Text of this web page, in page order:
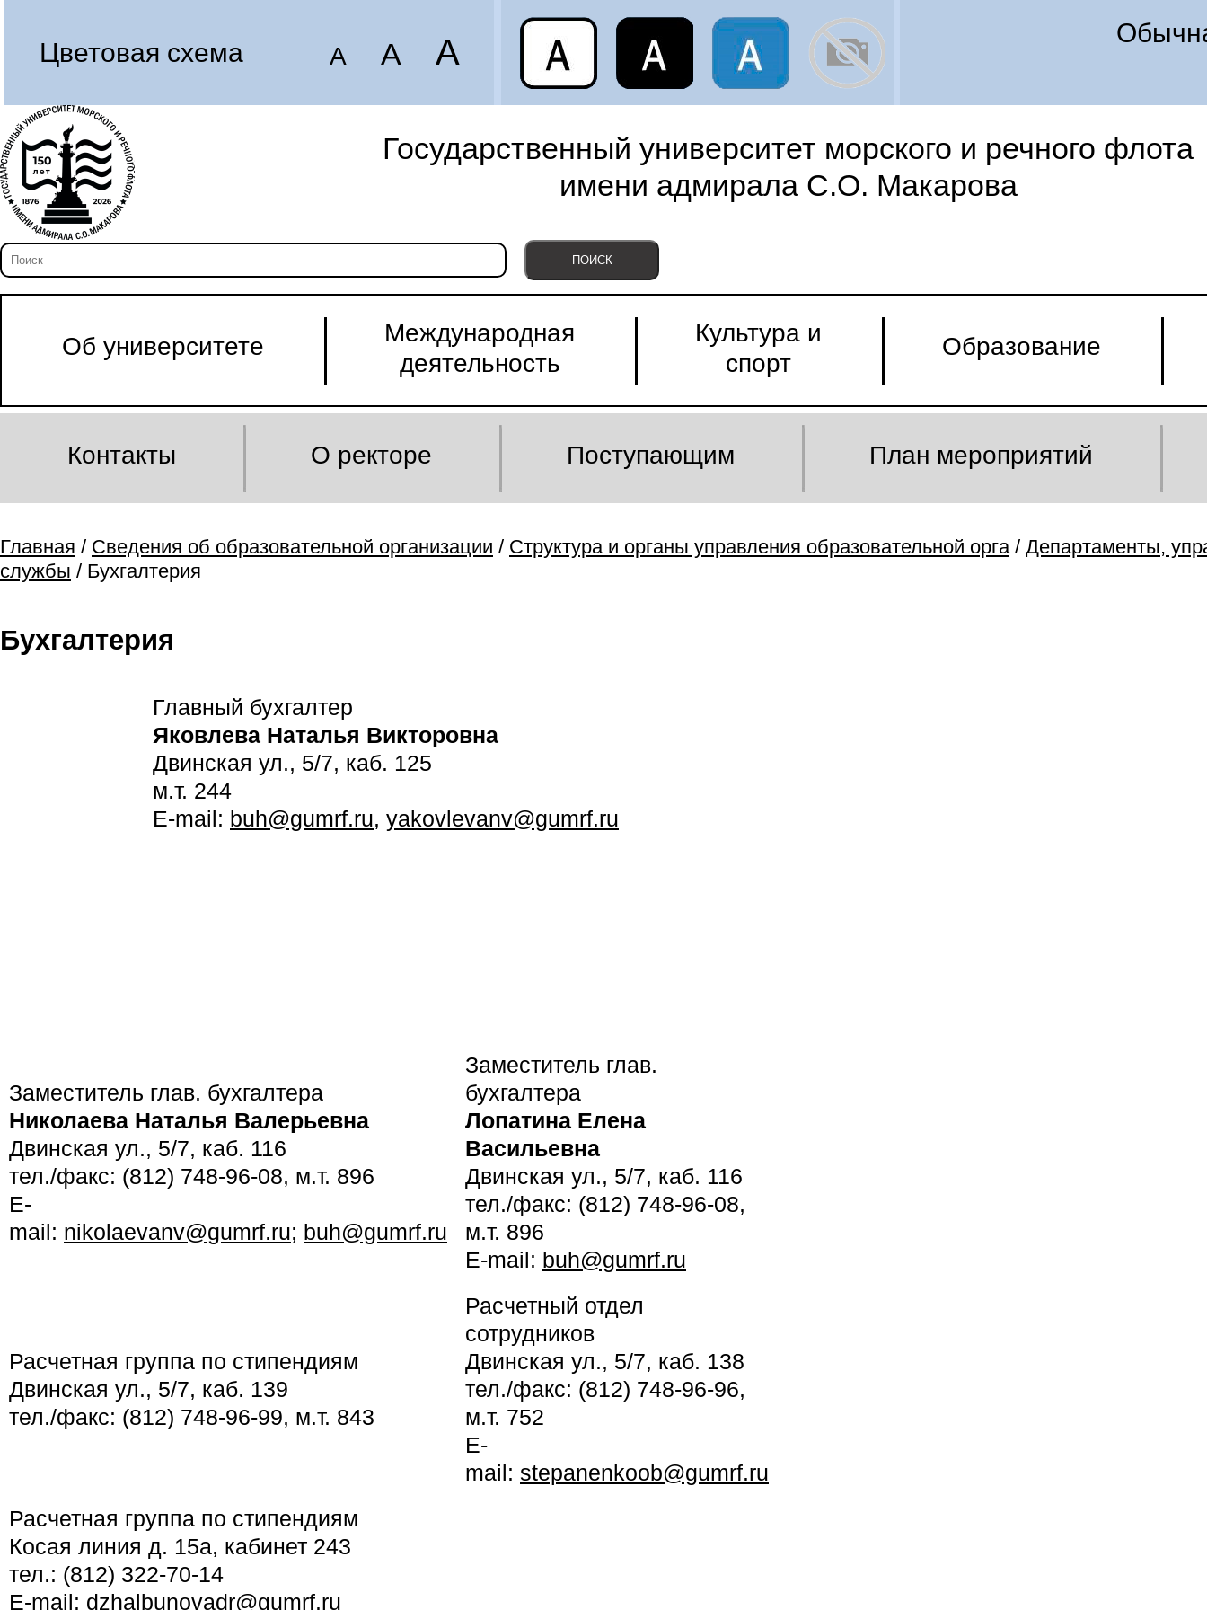
Цветовая схема A A A
Государственный университет морского и речного флота
имени адмирала С.О. Макарова
Об университете
Международная
деятельность
Культура и
спорт
Образование
Контакты О ректоре Поступающим План мероприятий
Главная / Сведения об образовательной организации / Структура и органы управления образовательной орга/ Департаменты,
службы / Бухгалтерия
Бухгалтерия
Главный бухгалтер
Яковлева Наталья Викторовна
Двинская ул., 5/7, каб. 125
м.т. 244
E-mail: buh@gumrf.ru, yakovlevanv@gumrf.ru
Заместитель глав. бухгалтера
Николаева Наталья Валерьевна
Двинская ул., 5/7, каб. 116
тел./факс: (812) 748-96-08, м.т. 896
E-
mail: nikolaevanv@gumrf.ru; buh@gumrf.ru
Заместитель глав.
бухгалтера
Лопатина Елена
Васильевна
Двинская ул., 5/7, каб. 116
тел./факс: (812) 748-96-08,
м.т. 896
E-mail: buh@gumrf.ru
Расчетная группа по стипендиям
Двинская ул., 5/7, каб. 139
тел./факс: (812) 748-96-99, м.т. 843
Расчетный отдел
сотрудников
Двинская ул., 5/7, каб. 138
тел./факс: (812) 748-96-96,
м.т. 752
E-
mail: stepanenkoob@gumrf.ru
Расчетная группа по стипендиям
Косая линия д. 15а, кабинет 243
тел.: (812) 322-70-14
E-mail: dzhalbunovadr@gumrf.ru